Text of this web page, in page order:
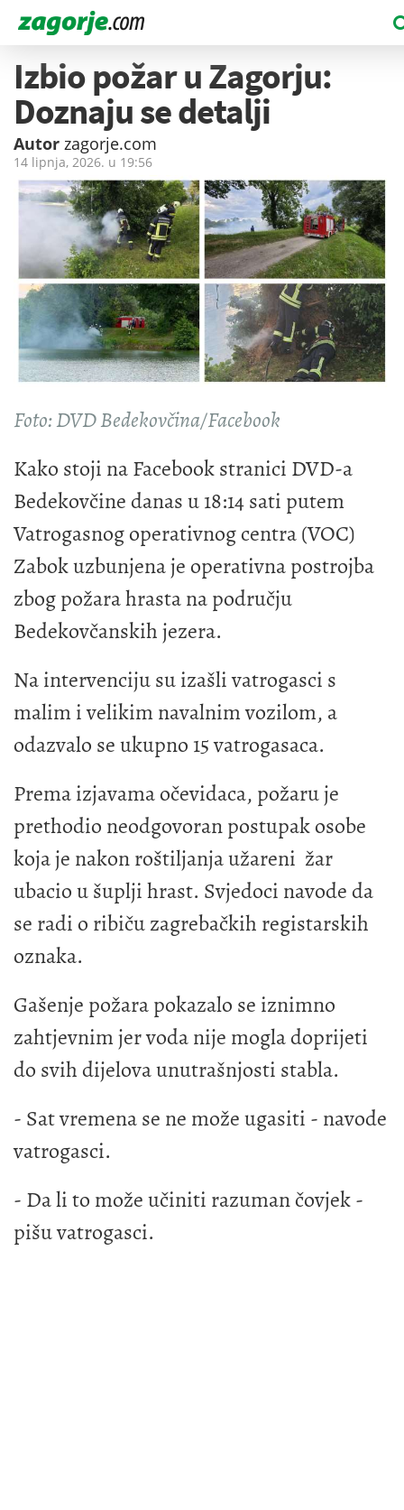
Izbio požar u Zagorju:
Doznaju se detalji
Autor zagorje.com
14 lipnja, 2026. u 19:56
Foto: DVD Bedekovčina/Facebook
Kako stoji na Facebook stranici DVD-a
Bedekovčine danas u 18:14 sati putem
Vatrogasnog operativnog centra (VOC)
Zabok uzbunjena je operativna postrojba
zbog požara hrasta na području
Bedekovčanskih jezera.
Na intervenciju su izašli vatrogasci s
malim i velikim navalnim vozilom, a
odazvalo se ukupno 15 vatrogasaca.
Prema izjavama očevidaca, požaru je
prethodio neodgovoran postupak osobe
koja je nakon roštiljanja užareni žar
ubacio u šuplji hrast. Svjedoci navode da
se radi o ribiču zagrebačkih registarskih
oznaka.
Gašenje požara pokazalo se iznimno
zahtjevnim jer voda nije mogla doprijeti
do svih dijelova unutrašnjosti stabla.
- Sat vremena se ne može ugasiti - navode
vatrogasci.
- Da li to može učiniti razuman čovjek -
pišu vatrogasci.